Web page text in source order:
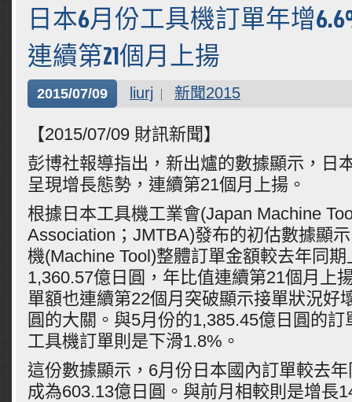
日本6月份工具機訂單年增
連續第21個月上揚
2015/07/09 liurj 新聞2015
【2015/07/09 財訊新聞】
彭博社報導指出，新出爐的數據顯示，日
呈現增長態勢，連續第21個月上揚。
根據日本工具機工業會(Japan Machine
Association；JMTBA)發布的初估數據顯
機(Machine Tool)整體訂單金額較去年同
1,360.57億日圓，年比值連續第21個月上
單額也連續第22個月突破顯示接單狀況好
圓的大關。與5月份的1,385.45億日圓的
工具機訂單則是下滑1.8%。
這份數據顯示，6月份日本國內訂單較去
成為603.13億日圓。與前月相較則是增長